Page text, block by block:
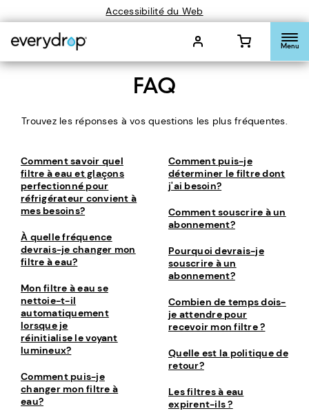
Accessibilité du Web
Menu
FAQ
Trouvez les réponses à vos questions les plus fréquentes.
Comment savoir quel
filtre à eau et glaçons
perfectionné pour
réfrigérateur convient à
mes besoins?
À quelle fréquence
devrais-je changer mon
filtre à eau?
Mon filtre à eau se
nettoie-t-il
automatiquement
lorsque je
réinitialise le voyant
lumineux?
Comment puis-je
changer mon filtre à
eau?
Comment puis-je
déterminer le filtre dont
j'ai besoin?
Comment souscrire à un
abonnement?
Pourquoi devrais-je
souscrire à un
abonnement?
Combien de temps dois-
je attendre pour
recevoir mon filtre ?
Quelle est la politique de
retour?
Les filtres à eau
expirent-ils ?